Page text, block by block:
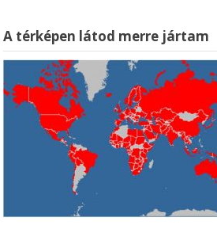
A térképen látod merre jártam